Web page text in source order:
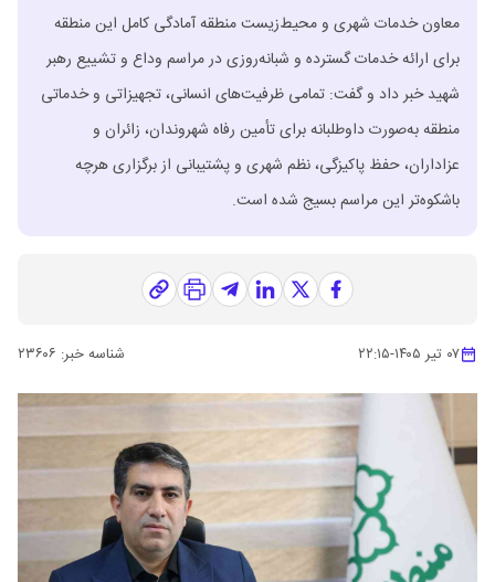
‎معاون خدمات شهری و محیط‌زیست منطقه آمادگی کامل این منطقه
برای ارائه خدمات گسترده و شبانه‌روزی در مراسم وداع و تشییع رهبر
شهید خبر داد و گفت: تمامی ظرفیت‌های انسانی، تجهیزاتی و خدماتی
منطقه به‌صورت داوطلبانه برای تأمین رفاه شهروندان، زائران و
عزاداران، حفظ پاکیزگی، نظم شهری و پشتیبانی از برگزاری هرچه
باشکوه‌تر این مراسم بسیج شده است.
۰۷ تیر ۱۴۰۵ -۲۲:۱۵ شناسه خبر: ۲۳۶۰۶